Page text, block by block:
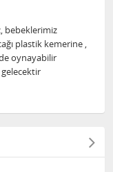
bebeklerimiz
plastik kemerine ,
oynayabilir
gelecektir